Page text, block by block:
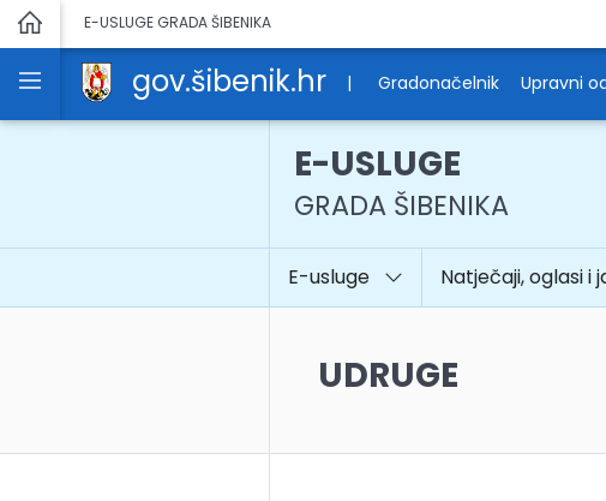
E-USLUGE GRADA ŠIBENIKA
gov.šibenik.hr | Gradonačelnik Upravni
E-USLUGE
GRADA ŠIBENIKA
E-usluge Natječaji, oglasi i
UDRUGE